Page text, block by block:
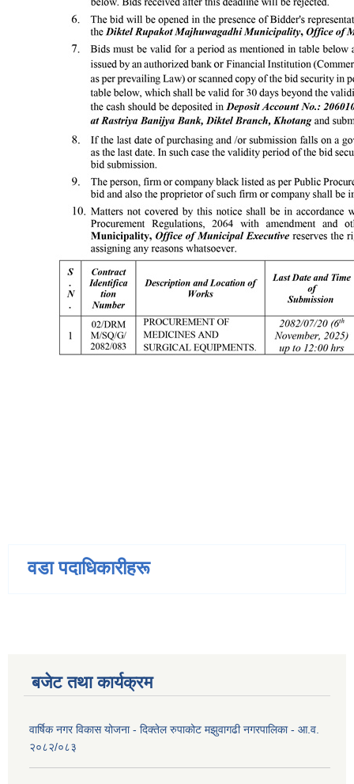
वडा पदाधिकारीहरू
बजेट तथा कार्यक्रम
वार्षिक नगर विकास योजना - दिक्तेल रुपाकोट मझुवागढी नगरपालिका - आ.व.
२०८२/०८३